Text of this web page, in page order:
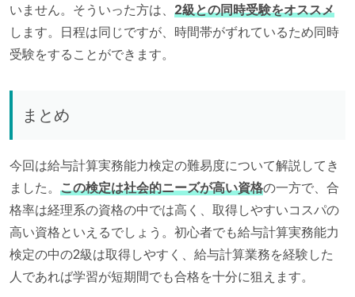
いません。そういった方は、 2級との同時受験をオススメ
します。日程は同じですが、時間帯がずれているため同時
受験をすることができます。
まとめ
今回は給与計算実務能力検定の難易度について解説してき
ました。 この検定は社会的ニーズが高い資格の一方で、合
格率は経理系の資格の中では高く、取得しやすいコスパの
高い資格といえるでしょう。初心者でも給与計算実務能力
検定の中の2級は取得しやすく、給与計算業務を経験した
人であれば学習が短期間でも合格を十分に狙えます。